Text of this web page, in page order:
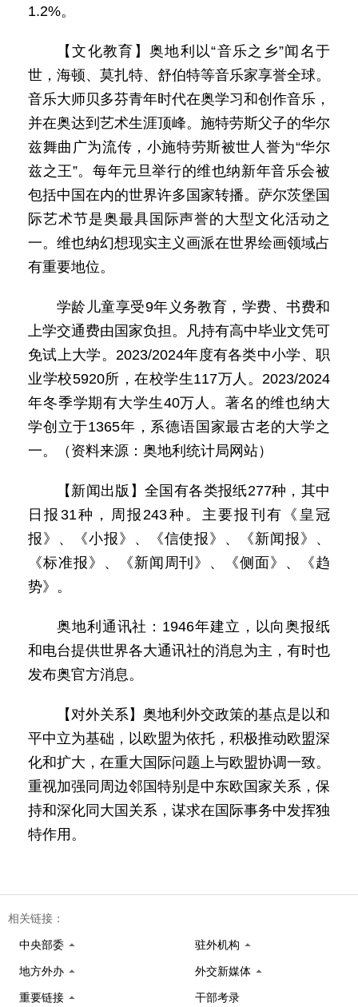
1.2%。
【文化教育】奥地利以“音乐之乡”闻名于
世，海顿、莫扎特、舒伯特等音乐家享誉全球。
音乐大师贝多芬青年时代在奥学习和创作音乐，
并在奥达到艺术生涯顶峰。施特劳斯父子的华尔
兹舞曲广为流传，小施特劳斯被世人誉为“华尔
兹之王”。每年元旦举行的维也纳新年音乐会被
包括中国在内的世界许多国家转播。萨尔茨堡国
际艺术节是奥最具国际声誉的大型文化活动之
一。维也纳幻想现实主义画派在世界绘画领域占
有重要地位。
学龄儿童享受9年义务教育，学费、书费和
上学交通费由国家负担。凡持有高中毕业文凭可
免试上大学。2023/2024年度有各类中小学、职
业学校5920所，在校学生117万人。2023/2024
年冬季学期有大学生40万人。著名的维也纳大
学创立于1365年，系德语国家最古老的大学之
一。（资料来源：奥地利统计局网站）
【新闻出版】全国有各类报纸277种，其中
日报31种，周报243种。主要报刊有《皇冠
报》、《小报》、《信使报》、《新闻报》、
《标准报》、《新闻周刊》、《侧面》、《趋
势》。
奥地利通讯社：1946年建立，以向奥报纸
和电台提供世界各大通讯社的消息为主，有时也
发布奥官方消息。
【对外关系】奥地利外交政策的基点是以和
平中立为基础，以欧盟为依托，积极推动欧盟深
化和扩大，在重大国际问题上与欧盟协调一致。
重视加强同周边邻国特别是中东欧国家关系，保
持和深化同大国关系，谋求在国际事务中发挥独
特作用。
相关链接：
中央部委 驻外机构
地方外办 外交新媒体
重要链接 干部考录